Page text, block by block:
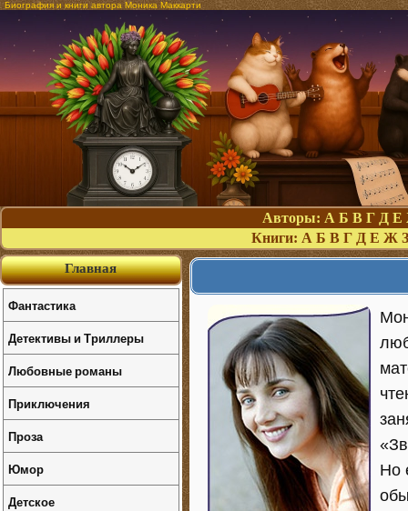
Биография и книги автора Моника Маккарти
Авторы: А Б В Г Д Е
Книги: А Б В Г Д Е Ж З
Но
Главная
Фантастика
Детективы и Триллеры
Любовные романы
Приключения
Проза
Юмор
Детское